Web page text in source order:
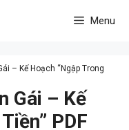
Menu
– Kế Hoạch “Ngập Trong
Gái – Kế
PDF